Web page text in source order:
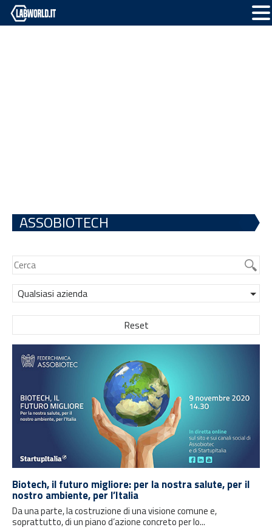
ASSOBIOTECH
Qualsiasi azienda
Reset
Biotech, il futuro migliore: per la nostra salute, per il
nostro ambiente, per l’Italia
Da una parte, la costruzione di una visione comune e,
soprattutto, di un piano d’azione concreto per lo...